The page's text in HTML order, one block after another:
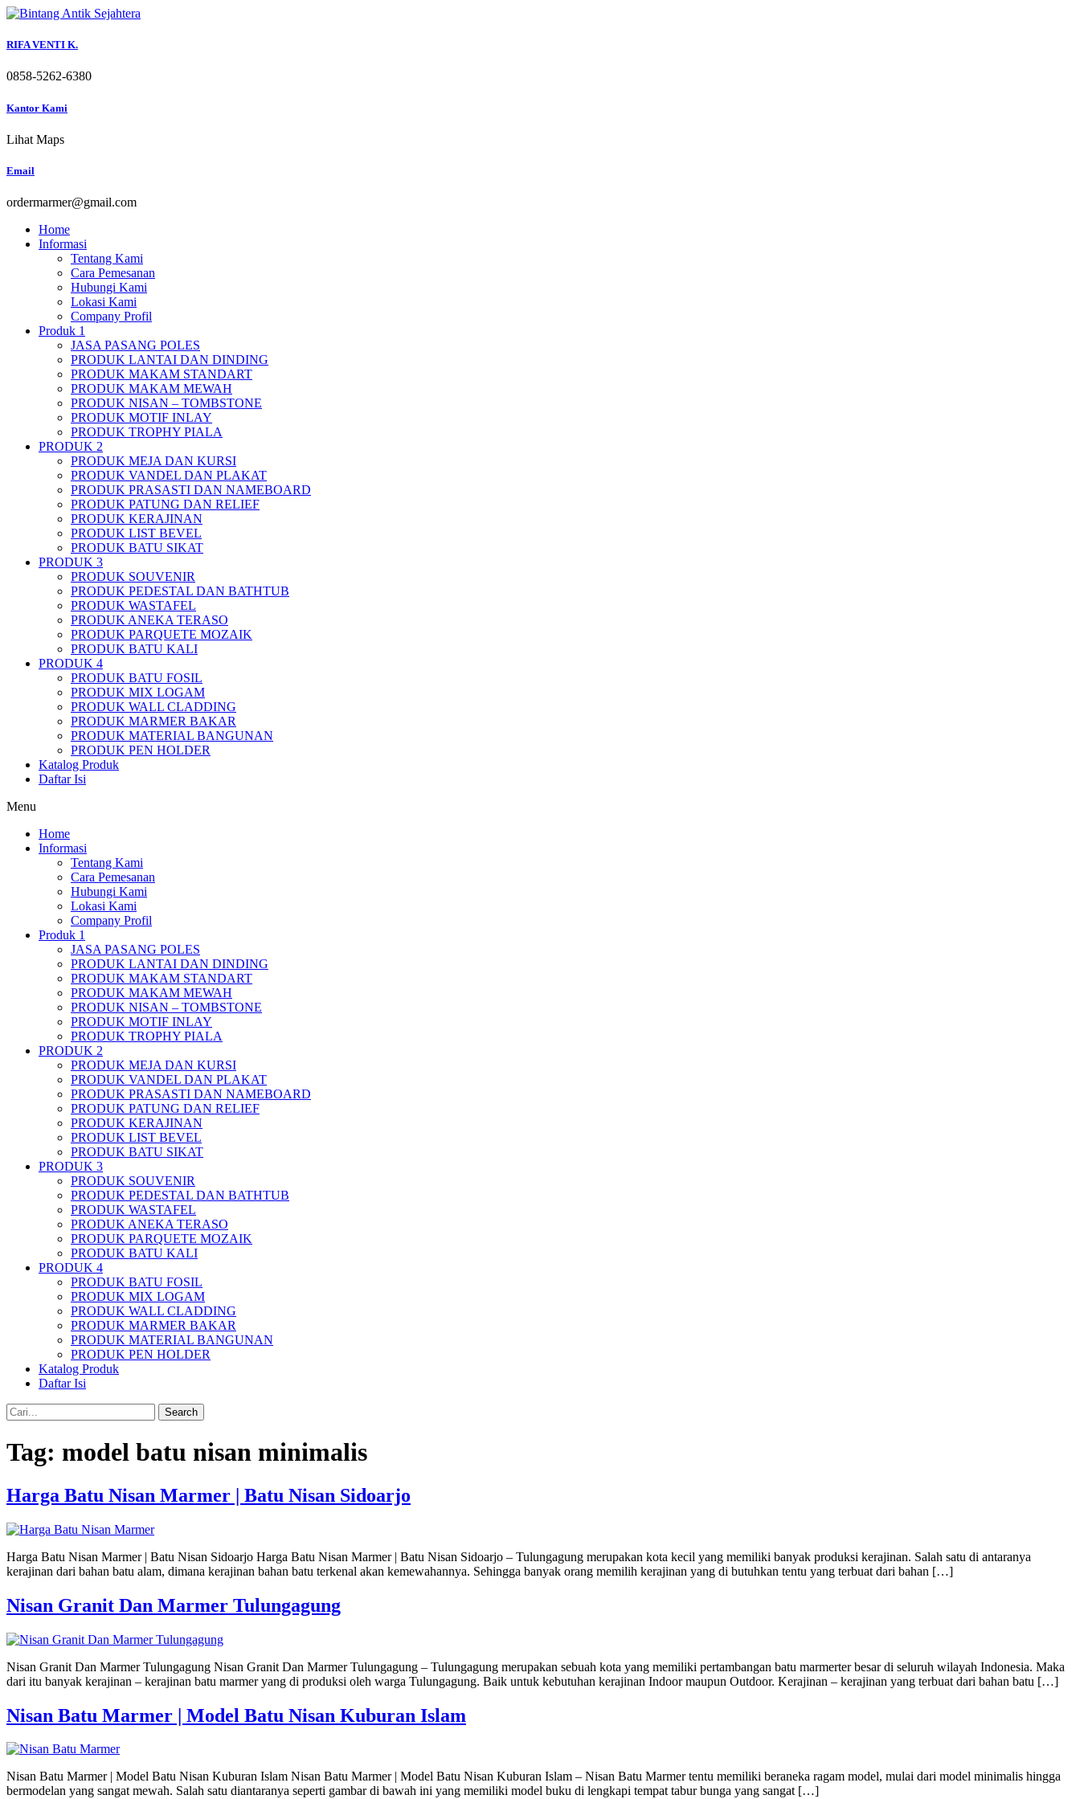
Skip
content
RIFA VENTI K.
0858-5262-6380
Kantor Kami
Lihat Maps
Email
ordermarmer@gmail.com
Home
Informasi
Tentang Kami
Cara Pemesanan
Hubungi Kami
Lokasi Kami
Company Profil
Produk 1
JASA PASANG POLES
PRODUK LANTAI DAN DINDING
PRODUK MAKAM STANDART
PRODUK MAKAM MEWAH
PRODUK NISAN – TOMBSTONE
PRODUK MOTIF INLAY
PRODUK TROPHY PIALA
PRODUK 2
PRODUK MEJA DAN KURSI
PRODUK VANDEL DAN PLAKAT
PRODUK PRASASTI DAN NAMEBOARD
PRODUK PATUNG DAN RELIEF
PRODUK KERAJINAN
PRODUK LIST BEVEL
PRODUK BATU SIKAT
PRODUK 3
PRODUK SOUVENIR
PRODUK PEDESTAL DAN BATHTUB
PRODUK WASTAFEL
PRODUK ANEKA TERASO
PRODUK PARQUETE MOZAIK
PRODUK BATU KALI
PRODUK 4
PRODUK BATU FOSIL
PRODUK MIX LOGAM
PRODUK WALL CLADDING
PRODUK MARMER BAKAR
PRODUK MATERIAL BANGUNAN
PRODUK PEN HOLDER
Katalog Produk
Daftar Isi
Menu
Home
Informasi
Tentang Kami
Cara Pemesanan
Hubungi Kami
Lokasi Kami
Company Profil
Produk 1
JASA PASANG POLES
PRODUK LANTAI DAN DINDING
PRODUK MAKAM STANDART
PRODUK MAKAM MEWAH
PRODUK NISAN – TOMBSTONE
PRODUK MOTIF INLAY
PRODUK TROPHY PIALA
PRODUK 2
PRODUK MEJA DAN KURSI
PRODUK VANDEL DAN PLAKAT
PRODUK PRASASTI DAN NAMEBOARD
PRODUK PATUNG DAN RELIEF
PRODUK KERAJINAN
PRODUK LIST BEVEL
PRODUK BATU SIKAT
PRODUK 3
PRODUK SOUVENIR
PRODUK PEDESTAL DAN BATHTUB
PRODUK WASTAFEL
PRODUK ANEKA TERASO
PRODUK PARQUETE MOZAIK
PRODUK BATU KALI
PRODUK 4
PRODUK BATU FOSIL
PRODUK MIX LOGAM
PRODUK WALL CLADDING
PRODUK MARMER BAKAR
PRODUK MATERIAL BANGUNAN
PRODUK PEN HOLDER
Katalog Produk
Daftar Isi
Search
Tag: model batu nisan minimalis
Harga Batu Nisan Marmer | Batu Nisan Sidoarjo
Harga Batu Nisan Marmer | Batu Nisan Sidoarjo Harga Batu Nisan Marmer | Batu Nisan Sidoarjo – Tulungagung merupakan kota kecil yang memiliki banyak produksi kerajinan. Salah satu di antaranya
kerajinan dari bahan batu alam, dimana kerajinan bahan batu terkenal akan kemewahannya. Sehingga banyak orang memilih kerajinan yang di butuhkan tentu yang terbuat dari bahan […]
Nisan Granit Dan Marmer Tulungagung
Nisan Granit Dan Marmer Tulungagung Nisan Granit Dan Marmer Tulungagung – Tulungagung merupakan sebuah kota yang memiliki pertambangan batu marmerter besar di seluruh wilayah Indonesia. Maka
dari itu banyak kerajinan – kerajinan batu marmer yang di produksi oleh warga Tulungagung. Baik untuk kebutuhan kerajinan Indoor maupun Outdoor. Kerajinan – kerajinan yang terbuat dari bahan batu […]
Nisan Batu Marmer | Model Batu Nisan Kuburan Islam
Nisan Batu Marmer | Model Batu Nisan Kuburan Islam Nisan Batu Marmer | Model Batu Nisan Kuburan Islam – Nisan Batu Marmer tentu memiliki beraneka ragam model, mulai dari model minimalis hingga
bermodelan yang sangat mewah. Salah satu diantaranya seperti gambar di bawah ini yang memiliki model buku di lengkapi tempat tabur bunga yang sangat […]